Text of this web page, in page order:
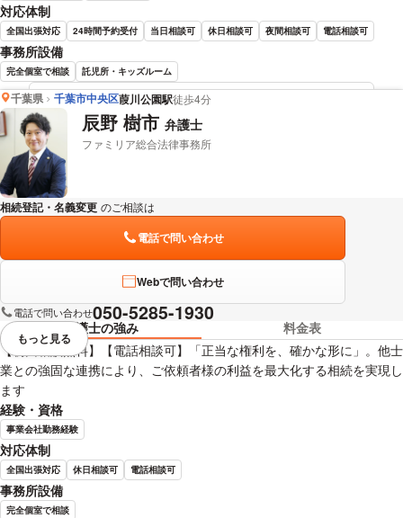
対応体制
全国出張対応 24時間予約受付 当日相談可 休日相談可 夜間相談可 電話相談可
事務所設備
完全個室で相談 託児所・キッズルーム
西川 雄介 弁護士の詳細情報を見る
千葉県 千葉市中央区葭川公園駅徒歩4分
辰野 樹市 弁護士
ファミリア総合法律事務所
相続登記・名義変更 のご相談は
電話で問い合わせ
Webで問い合わせ
電話で問い合わせ050-5285-1930
弁護士の強み
料金表
【初回相談無料】【電話相談可】「正当な権利を、確かな形に」。他士
業との強固な連携により、ご依頼者様の利益を最大化する相続を実現し
ます
経験・資格
事業会社勤務経験
対応体制
全国出張対応 休日相談可 電話相談可
事務所設備
完全個室で相談
視覚的に省略されている要素を
もっと見る